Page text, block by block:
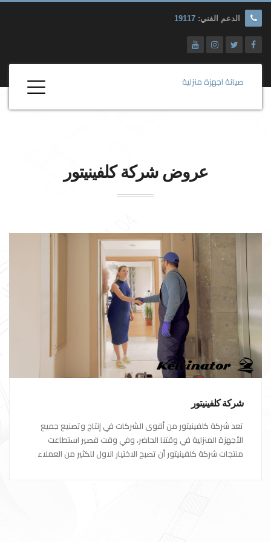
الدعم الفني: 19117
صيانة اجهزة منزلية
عروض شركةكلفينيتور
شركة كلفينيتور
تعد شركة كلفينيتور من أقوى الشركات في إنتاج وتصنيع جميع
الأجهزة المنزلية في وقتنا الحاضر، وفي وقت قصير استطاعت
منتجات شركة كلفينيتور أن تصبح الاختيار الاول للكثير من العملاء